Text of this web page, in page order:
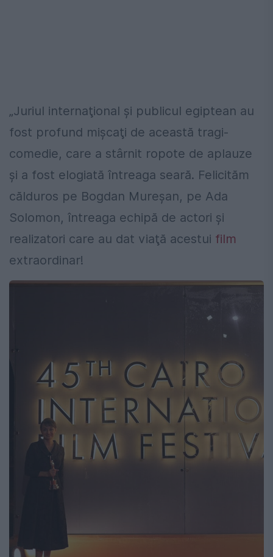
„Juriul internaţional şi publicul egiptean au
fost profund mişcaţi de această tragi-
comedie, care a stârnit ropote de aplauze
şi a fost elogiată întreaga seară. Felicităm
călduros pe Bogdan Mureşan, pe Ada
Solomon, întreaga echipă de actori şi
realizatori care au dat viaţă acestui film
extraordinar!